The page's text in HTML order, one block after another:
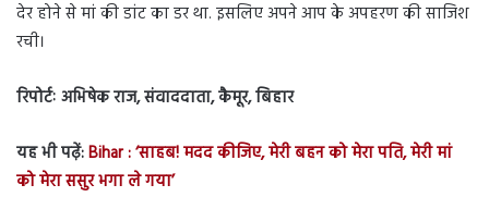
देर होने से मां की डांट का डर था. इसलिए अपने आप के अपहरण की साजिश
रची।
रिपोर्टः अभिषेक राज, संवाददाता, कैमूर, बिहार
यह भी पढ़ें:Bihar : ‘साहब! मदद कीजिए, मेरी बहन को मेरा पति, मेरी मां
को मेरा ससुर भगा ले गया’